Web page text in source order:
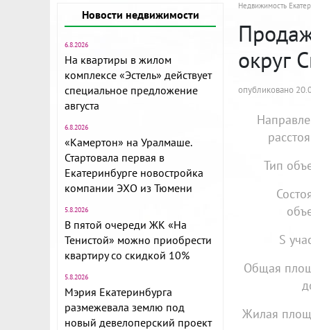
Новости недвижимости
6.8.2026
На квартиры в жилом
комплексе «Эстель» действует
специальное предложение
августа
6.8.2026
«Камертон» на Уралмаше.
Стартовала первая в
Екатеринбурге новостройка
компании ЭХО из Тюмени
5.8.2026
В пятой очереди ЖК «На
Тенистой» можно приобрести
квартиру со скидкой 10%
5.8.2026
Мэрия Екатеринбурга
размежевала землю под
новый девелоперский проект
Недвижимость
округ
опубликовано
Тип
S
Общая
Жилая